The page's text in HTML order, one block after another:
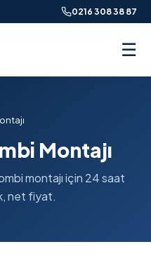
0216 308 38 87
☰
Montajı
montajı için 24 saat
net fiyat.